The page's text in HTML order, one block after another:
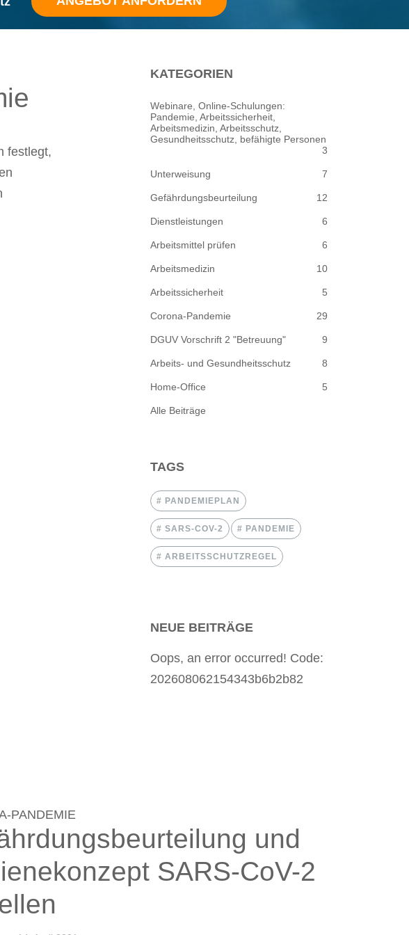
festlegt,
KATEGORIEN
Webinare, Online-Schulungen:
Pandemie, Arbeitssicherheit,
Arbeitsmedizin, Arbeitsschutz,
Gesundheitsschutz, befähigte Personen
3
Unterweisung 7
Gefährdungsbeurteilung 12
Dienstleistungen 6
Arbeitsmittel prüfen 6
Arbeitsmedizin 10
Arbeitssicherheit 5
Corona-Pandemie 29
DGUV Vorschrift 2 "Betreuung" 9
Arbeits- und Gesundheitsschutz 8
Home-Office 5
Alle Beiträge
TAGS
PANDEMIEPLAN
SARS-COV-2 PANDEMIE
ARBEITSSCHUTZREGEL
NEUE BEITRÄGE
Oops, an error occurred! Code:
202608062154343b6b2b82
PANDEMIE
und
SARS-CoV-2